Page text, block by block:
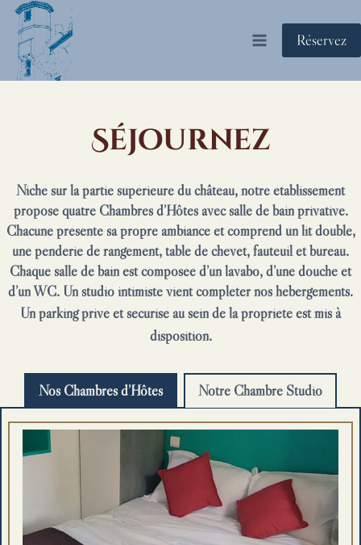
Aller
contenu
Réservez
Séjournez
Niché sur la partie supérieure du château, notre établissement
propose quatre Chambres d’Hôtes avec salle de bain privative.
Chacune présente sa propre ambiance et comprend un lit double,
une penderie de rangement, table de chevet, fauteuil et bureau.
Chaque salle de bain est composée d’un lavabo, d’une douche et
d’un WC. Un studio intimiste vient compléter nos hébergements.
Un parking privé et sécurisé au sein de la propriété est mis à
disposition.
Nos Chambres d’Hôtes Notre Chambre Studio